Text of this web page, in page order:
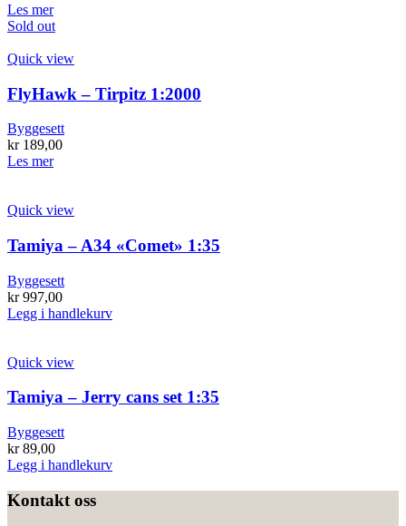
Les mer
Sold out
Quick view
FlyHawk – Tirpitz 1:2000
Byggesett
kr189,00
Les mer
Quick view
Tamiya – A34 «Comet» 1:35
Byggesett
kr997,00
Legg i handlekurv
Quick view
Tamiya – Jerry cans set 1:35
Byggesett
kr89,00
Legg i handlekurv
Kontakt oss